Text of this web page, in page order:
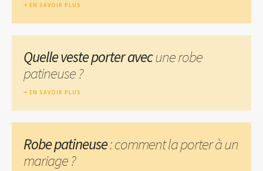
EN SAVOIR PLUS
Quelle veste porter avecune robe
patineuse ?
EN SAVOIR PLUS
Robe patineuse: comment la porter à un
mariage ?